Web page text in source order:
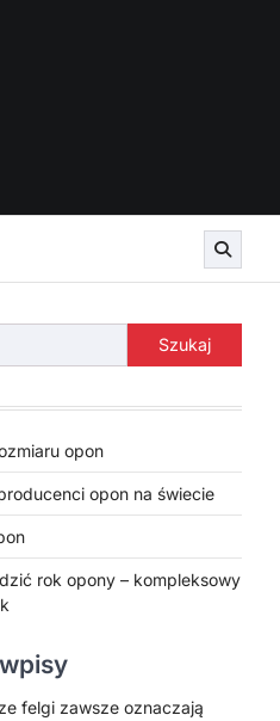
Szukaj
opon
opon na świecie
rok opony – kompleksowy
felgi zawsze oznaczają